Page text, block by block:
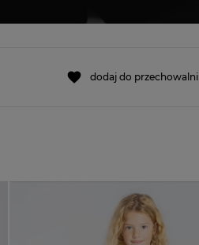
dodaj do przechowalni